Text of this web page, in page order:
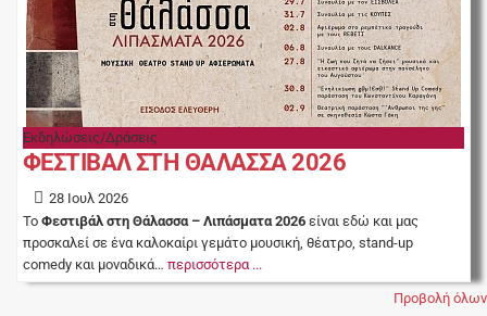
Εκδηλώσεις/Δράσεις
ΦΕΣΤΙΒΑΛ ΣΤΗ ΘΑΛΑΣΣΑ 2026
28 Ιουλ 2026
Το Φεστιβάλ στη Θάλασσα – Λιπάσματα 2026 είναι εδώ και μας
προσκαλεί σε ένα καλοκαίρι γεμάτο μουσική, θέατρο, stand-up
comedy και μοναδικά… περισσότερα ...
Προβολή όλων